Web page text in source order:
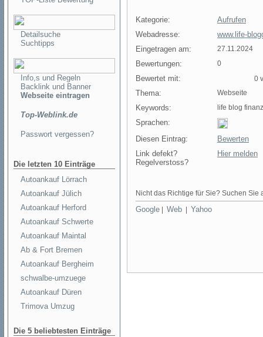
Detailsuche
Suchtipps
Info,s und Regeln
Backlink und Banner
Webseite eintragen
Top-Weblink.de
Passwort vergessen?
Die letzten 10 Einträge
Autoankauf Lörrach
Autoankauf Jülich
Autoankauf Herford
Autoankauf Schwerte
Autoankauf Maintal
Ab & Fort Bremen
Autoankauf Bergheim
schwalbe-umzuege
Autoankauf Düren
Trimova Umzug
Die 5 beliebtesten Einträge
Kategorie:
Aufrufen
Webadresse:
www.life-
Eingetragen am:
27.11.2024
Bewertungen: 0
Bewertet mit: 0
Thema: Webseite
Keywords: life blog
Sprachen:
Diesen Eintrag:
Bewerten
Link defekt?
Regelverstoss?
Hier melden
Nicht das Richtige für Sie? Suchen Sie
Google Web Yahoo